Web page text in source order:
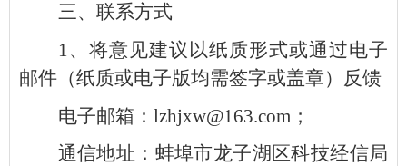
三、联系方式
1、将意见建议以纸质形式或通过电子
邮件（纸质或电子版均需签字或盖章）反馈
电子邮箱：lzhjxw@163.com；
通信地址：蚌埠市龙子湖区科技经信局